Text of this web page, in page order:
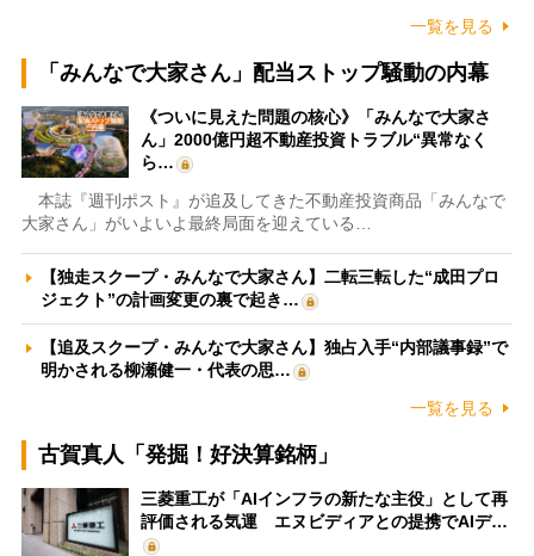
一覧を見る
「みんなで大家さん」配当ストップ騒動の内幕
《ついに見えた問題の核心》「みんなで大家さ
ん」2000億円超不動産投資トラブル“異常なく
ら…
本誌『週刊ポスト』が追及してきた不動産投資商品「みんなで
大家さん」がいよいよ最終局面を迎えている…
【独走スクープ・みんなで大家さん】二転三転した“成田プロ
ジェクト”の計画変更の裏で起き…
【追及スクープ・みんなで大家さん】独占入手“内部議事録”で
明かされる柳瀬健一・代表の思…
一覧を見る
古賀真人「発掘！好決算銘柄」
三菱重工が「AIインフラの新たな主役」として再
評価される気運 エヌビディアとの提携でAIデ…